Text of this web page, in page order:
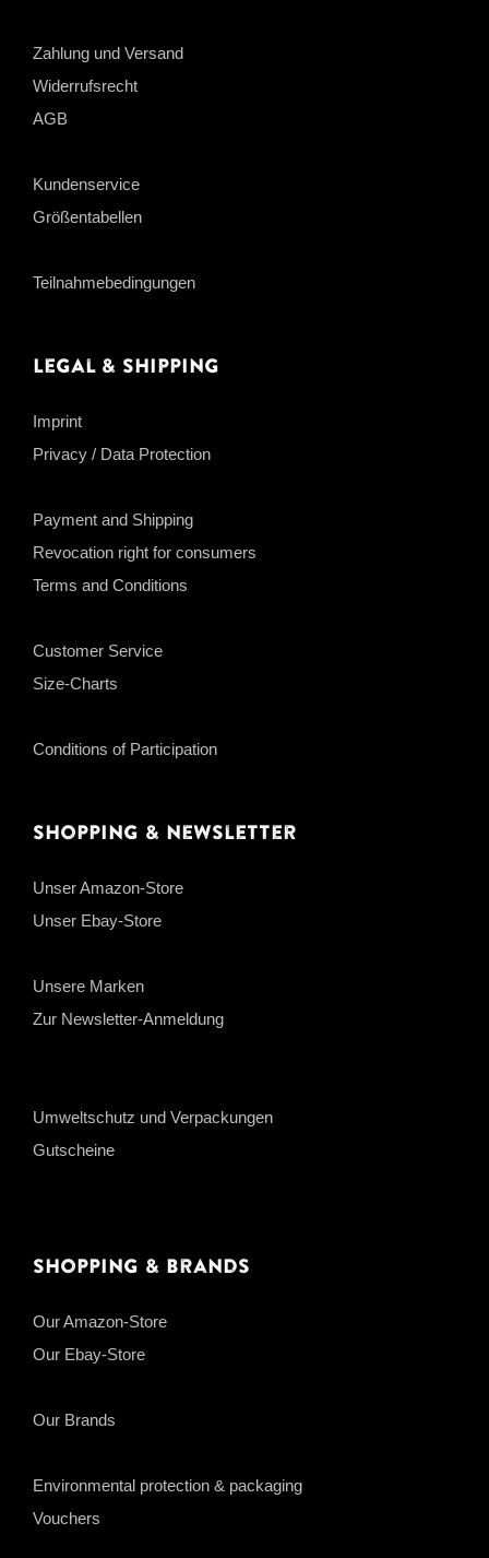
Zahlung und Versand
Widerrufsrecht
AGB
Kundenservice
Größentabellen
Teilnahmebedingungen
Legal & Shipping
Imprint
Privacy / Data Protection
Payment and Shipping
Revocation right for consumers
Terms and Conditions
Customer Service
Size-Charts
Conditions of Participation
Shopping & Newsletter
Unser Amazon-Store
Unser Ebay-Store
Unsere Marken
Zur Newsletter-Anmeldung
Umweltschutz und Verpackungen
Gutscheine
Shopping & Brands
Our Amazon-Store
Our Ebay-Store
Our Brands
Environmental protection & packaging
Vouchers